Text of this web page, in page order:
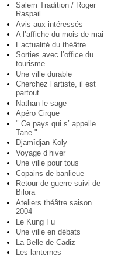
Salem Tradition / Roger
Raspail
Avis aux intéressés
A l’affiche du mois de mai
L’actualité du théâtre
Sorties avec l’office du
tourisme
Une ville durable
Cherchez l’artiste, il est
partout
Nathan le sage
Apéro Cirque
" Ce pays qui s’ appelle
Tane "
Djamîdjan Koly
Voyage d’hiver
Une ville pour tous
Copains de banlieue
Retour de guerre suivi de
Bilora
Ateliers théâtre saison
2004
Le Kung Fu
Une ville en débats
La Belle de Cadiz
Les lanternes